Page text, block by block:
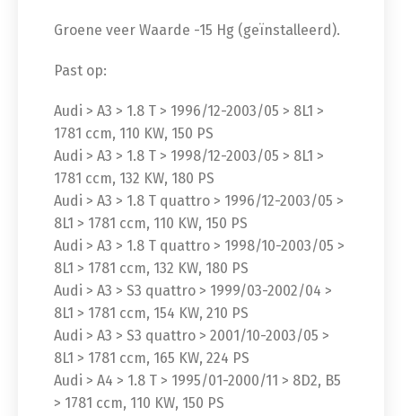
Groene veer Waarde -15 Hg (geïnstalleerd).
Past op:
Audi > A3 > 1.8 T > 1996/12-2003/05 > 8L1 >
1781 ccm, 110 KW, 150 PS
Audi > A3 > 1.8 T > 1998/12-2003/05 > 8L1 >
1781 ccm, 132 KW, 180 PS
Audi > A3 > 1.8 T quattro > 1996/12-2003/05 >
8L1 > 1781 ccm, 110 KW, 150 PS
Audi > A3 > 1.8 T quattro > 1998/10-2003/05 >
8L1 > 1781 ccm, 132 KW, 180 PS
Audi > A3 > S3 quattro > 1999/03-2002/04 >
8L1 > 1781 ccm, 154 KW, 210 PS
Audi > A3 > S3 quattro > 2001/10-2003/05 >
8L1 > 1781 ccm, 165 KW, 224 PS
Audi > A4 > 1.8 T > 1995/01-2000/11 > 8D2, B5
> 1781 ccm, 110 KW, 150 PS